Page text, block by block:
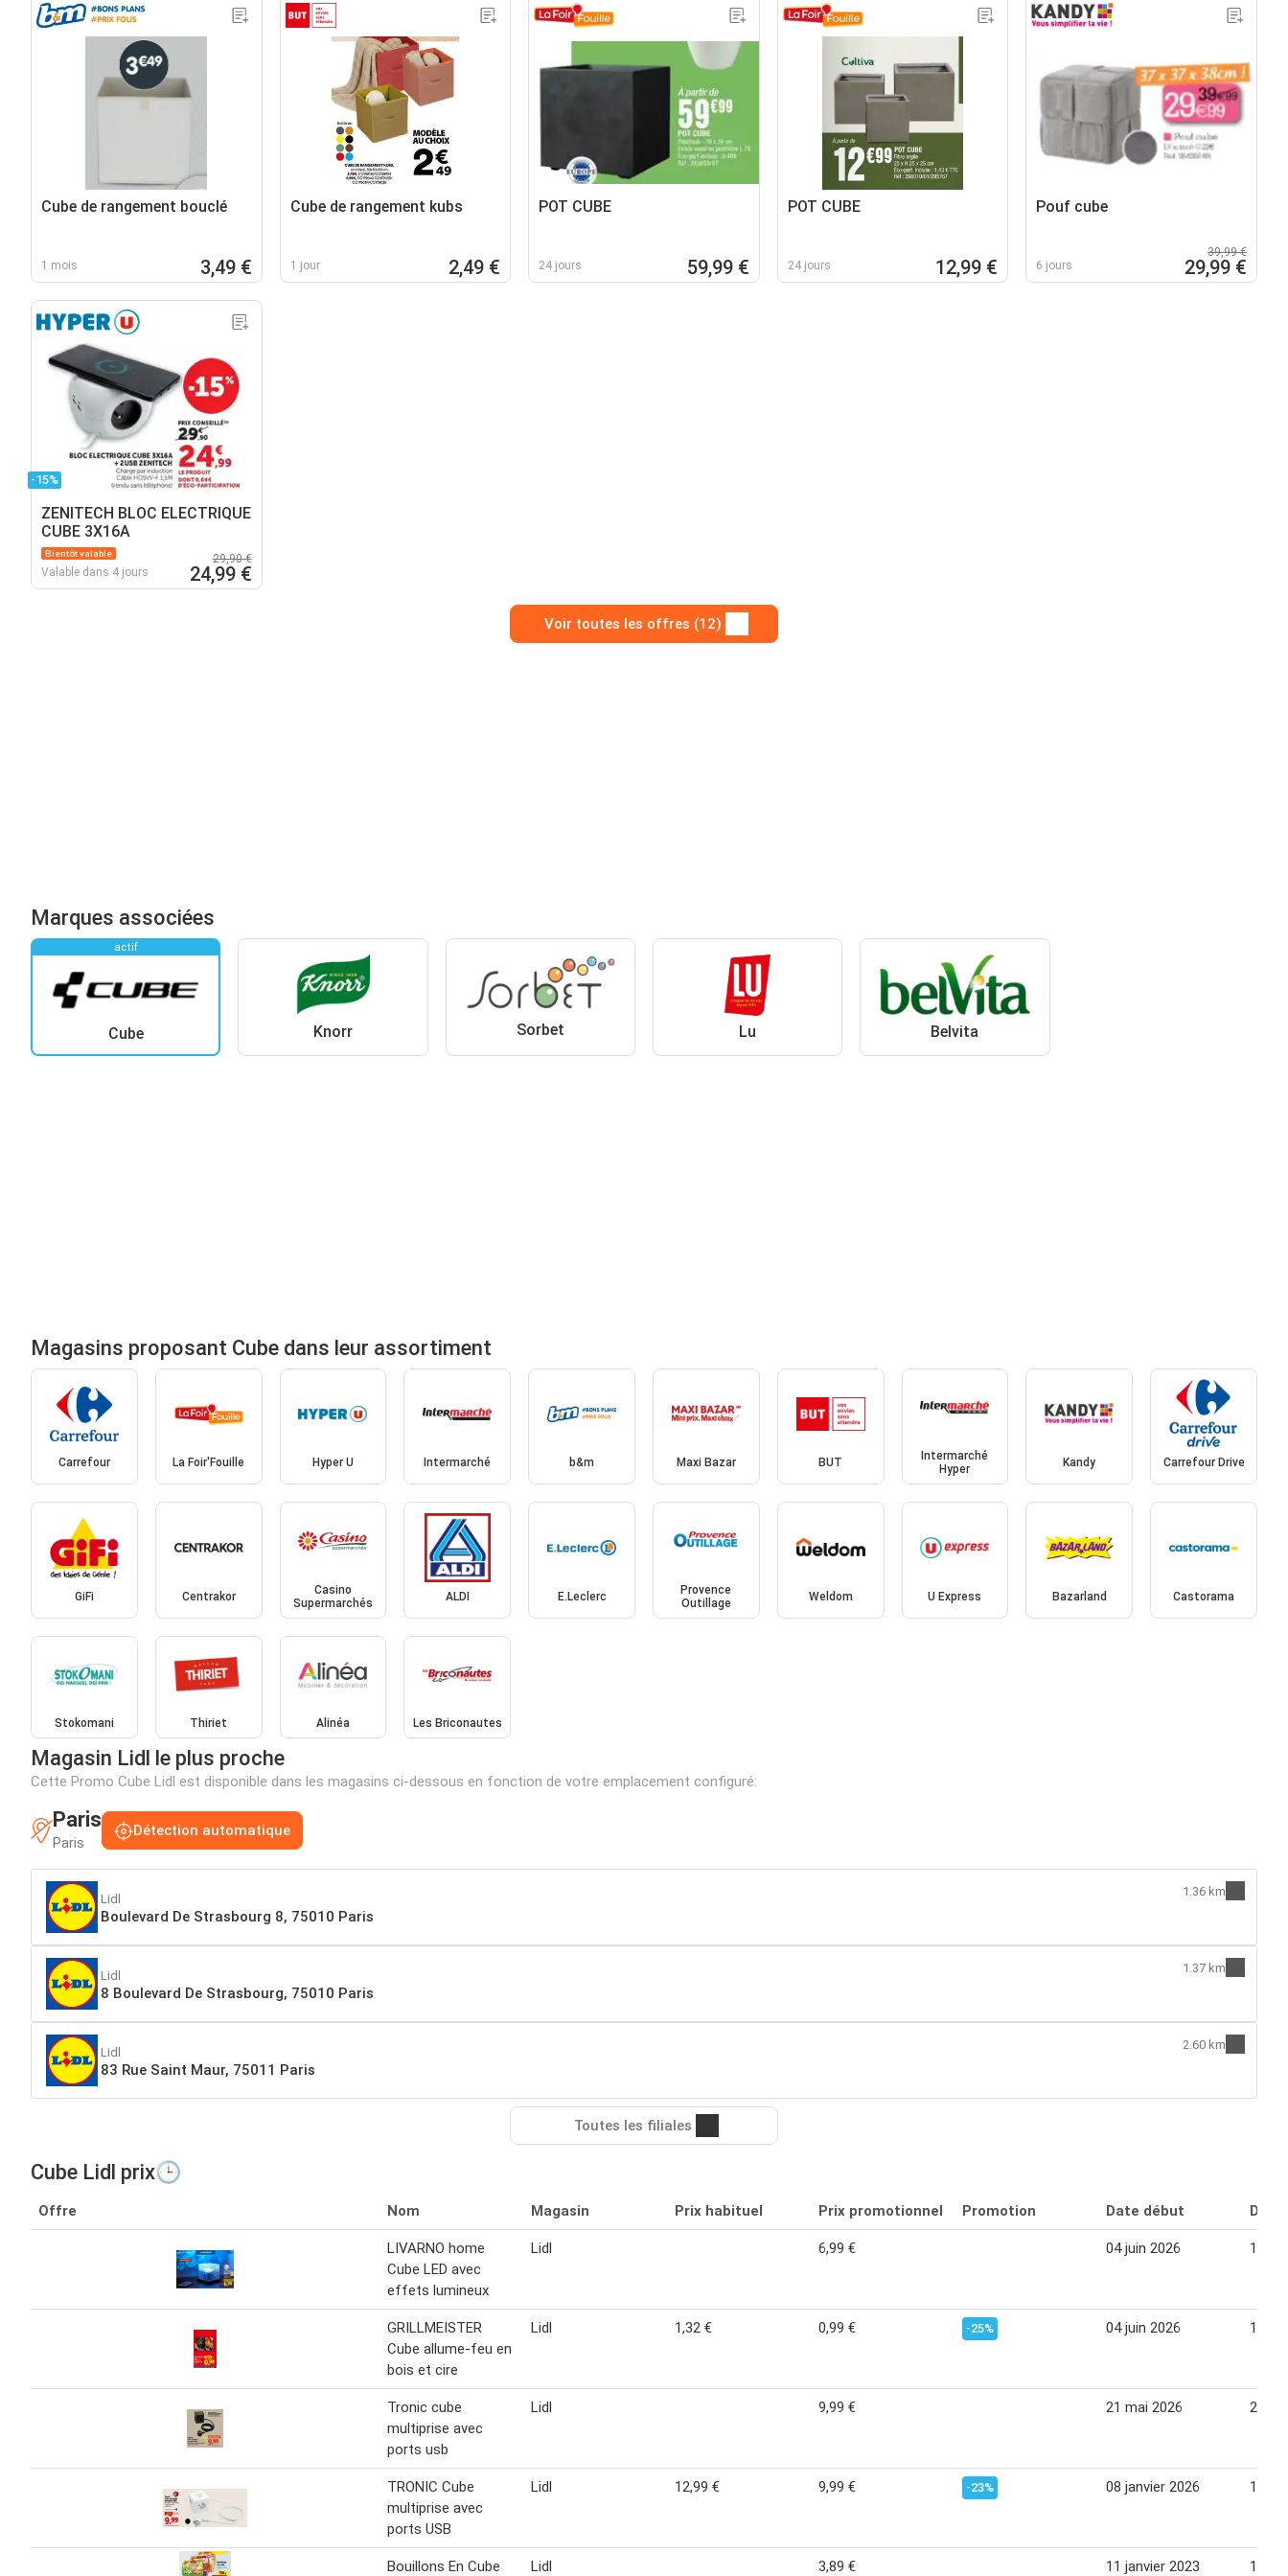
Cube de rangement bouclé
1 mois 3,49 €
Cube de rangement kubs
1 jour 2,49 €
POT CUBE
24 jours 59,99 €
POT CUBE
24 jours 12,99 €
Pouf cube
6 jours
39,99 €
29,99 €
-15%
ZENITECH BLOC ELECTRIQUE
CUBE 3X16A
Bientôt valable
Valable dans 4 jours
29,90 €
24,99 €
Voir toutes les offres (12)
Marques associées
actif
Cube Knorr Sorbet Lu Belvita
Magasins proposant Cube dans leur assortiment
Carrefour La Foir'Fouille Hyper U Intermarché b&m Maxi Bazar BUT
Intermarché
Hyper
Kandy Carrefour Drive
GiFi Centrakor
Casino
Supermarchés
ALDI E.Leclerc
Provence
Outillage
Weldom U Express Bazarland Castorama
Stokomani Thiriet Alinéa Les Briconautes
Magasin Lidl le plus proche
Cette Promo Cube Lidl est disponible dans les magasins ci-dessous en fonction de votre emplacement configuré:
Paris
Paris
Détection automatique
Lidl
Boulevard De Strasbourg 8, 75010 Paris
1.36 km
Lidl
8 Boulevard De Strasbourg, 75010 Paris
1.37 km
Lidl
83 Rue Saint Maur, 75011 Paris
2.60 km
Toutes les filiales
Cube Lidl prix🕒
Offre Nom Magasin Prix habituel Prix promotionnel Promotion Date début Date
LIVARNO home
Cube LED avec
effets lumineux
Lidl 6,99 € 04 juin 2026 10
GRILLMEISTER
Cube allume-feu en
bois et cire
Lidl 1,32 € 0,99 € -25% 04 juin 2026 10
Tronic cube
multiprise avec
ports usb
Lidl 9,99 € 21 mai 2026 27
TRONIC Cube
multiprise avec
ports USB
Lidl 12,99 € 9,99 € -23% 08 janvier 2026 14
Bouillons En Cube Lidl 3,89 € 11 janvier 2023 17